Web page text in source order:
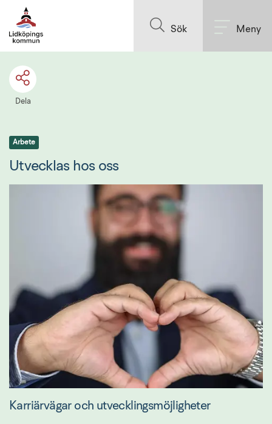
Sök Meny
Dela
Arbete
Utvecklas hos oss
Karriärvägar och utvecklingsmöjligheter